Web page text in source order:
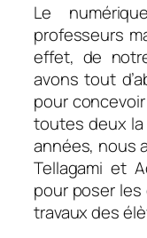
Le
professeurs
effet, de
avons tout
pour
toutes deux
années, nous
Tellagami et
pour poser
travaux des